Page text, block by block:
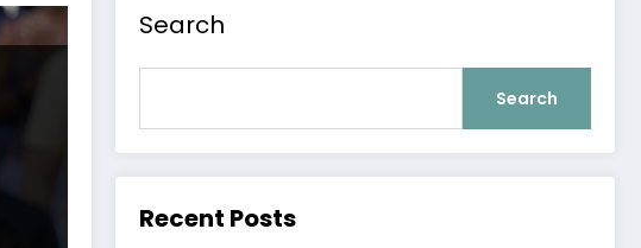
Search
Search
Recent Posts